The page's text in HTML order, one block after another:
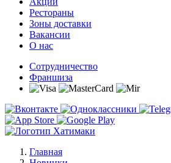
Рестораны
Зоны доставки
Вакансии
О нас
Сотрудничество
Франшиза
Главная